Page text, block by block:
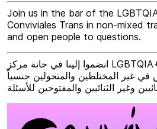
Join us in the bar of the
Conviviales Trans in non-mixed
and open people to questions.
انضموا إلينا في حانة مركز LGBTQIA+ في مركز LGBTQIA+
في غير المختلطين والمتحولين جنسياً